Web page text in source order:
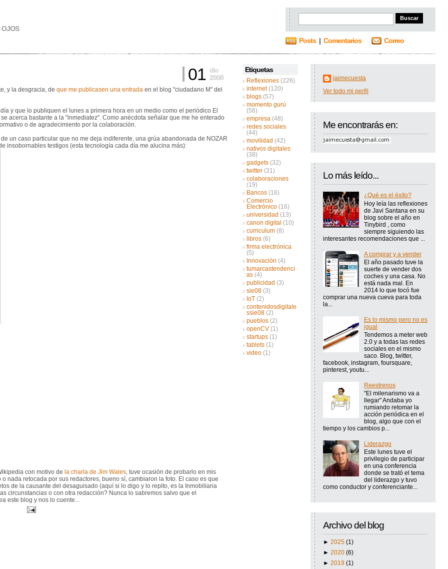
OJOS
Posts| Comentarios Correo
Etiquetas
Reflexiones (226)
internet (120)
blogs (57)
momento gurú
(56)
empresa (48)
redes sociales
(44)
movilidad (42)
nativos digitales
(38)
gadgets (32)
twitter (31)
colaboraciones
(19)
Bancos (16)
Comercio
Electrónico (16)
universidad (13)
canon digital (10)
curriculum (8)
libros (6)
firma electrónica
(5)
Innovación (4)
tumarcastendenci
as (4)
publicidad (3)
sie08 (3)
IoT (2)
contenidosdigitale
ssie08 (2)
pueblos (2)
openCV (1)
startups (1)
tablets (1)
video (1)
jaimecuesta
Ver todo mi perfil
Me encontrarás en:
Lo más leído...
¿Qué es el éxito?
Hoy leía las reflexiones
de Javi Santana en su
blog sobre el año en
Tinybird , como
siempre siguiendo las
interesantes recomendaciones que ...
A comprar y a vender
El año pasado tuve la
suerte de vender dos
coches y una casa. No
está nada mal. En
2014 lo que tocó fue
comprar una nueva cueva para toda
la...
Es lo mismo pero no es
igual
Tendemos a meter web
2.0 y a todas las redes
sociales en el mismo
saco. Blog, twitter,
facebook, instagram, foursquare,
pinterest, youtu...
Reestrenos
"El milenarismo va a
llegar" Andaba yo
rumiando retomar la
acción periódica en el
blog, algo que con el
tiempo y los cambios p...
Liderazgo
Este lunes tuve el
privilegio de participar
en una conferencia
donde se trató el tema
del liderazgo y tuvo
como conductor y conferenciante...
Archivo del blog
► 2025 (1)
► 2020 (6)
► 2019 (1)
01 dic
2008
y la desgracia, de que me publicasen una entrada en el blog "ciudadano M" del
y que lo publiquen el lunes a primera hora en un medio como el periódico El
acerca bastante a la "inmediatez". Como anécdota señalar que me he enterado
o de agradecimiento por la colaboración.
un caso particular que no me deja indiferente, una grúa abandonada de NOZAR
insobornables testigos (esta tecnología cada día me alucina más):
con motivo de la charla de Jim Wales, tuve ocasión de probarlo en mis
nada retocada por sus redactores, bueno sí, cambiaron la foto. El caso es que
de la causante del desaguisado (aquí si lo digo y lo repito, es la Inmobiliaria
circunstancias o con otra redacción? Nunca lo sabremos salvo que el
este blog y nos lo cuente...